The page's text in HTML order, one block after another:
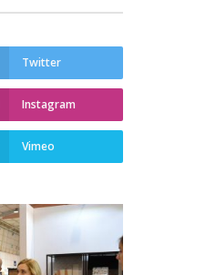
Twitter
Instagram
Vimeo